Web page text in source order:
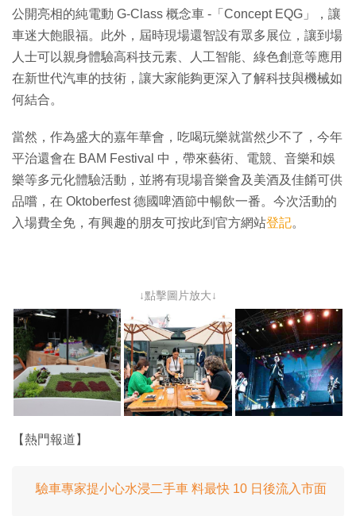
公開亮相的純電動 G-Class 概念車 -「Concept EQG」，讓
車迷大飽眼福。此外，屆時現場還智設有眾多展位，讓到場
人士可以親身體驗高科技元素、人工智能、綠色創意等應用
在新世代汽車的技術，讓大家能夠更深入了解科技與機械如
何結合。
當然，作為盛大的嘉年華會，吃喝玩樂就當然少不了，今年
平治還會在 BAM Festival 中，帶來藝術、電競、音樂和娛
樂等多元化體驗活動，並將有現場音樂會及美酒及佳餚可供
品嚐，在 Oktoberfest 德國啤酒節中暢飲一番。今次活動的
入場費全免，有興趣的朋友可按此到官方網站登記。
↓點擊圖片放大↓
【熱門報道】
驗車專家提小心水浸二手車 料最快 10 日後流入市面